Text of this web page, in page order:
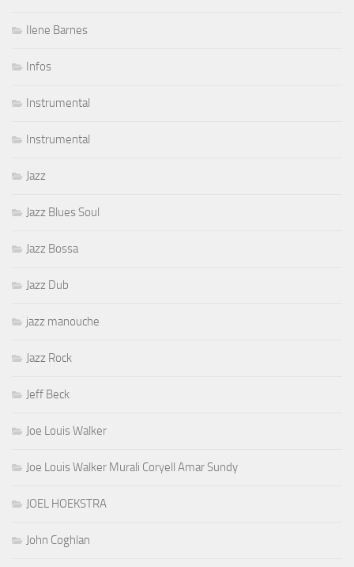
Ilene Barnes
Infos
Instrumental
Instrumental
Jazz
Jazz Blues Soul
Jazz Bossa
Jazz Dub
jazz manouche
Jazz Rock
Jeff Beck
Joe Louis Walker
Joe Louis Walker Murali Coryell Amar Sundy
JOEL HOEKSTRA
John Coghlan